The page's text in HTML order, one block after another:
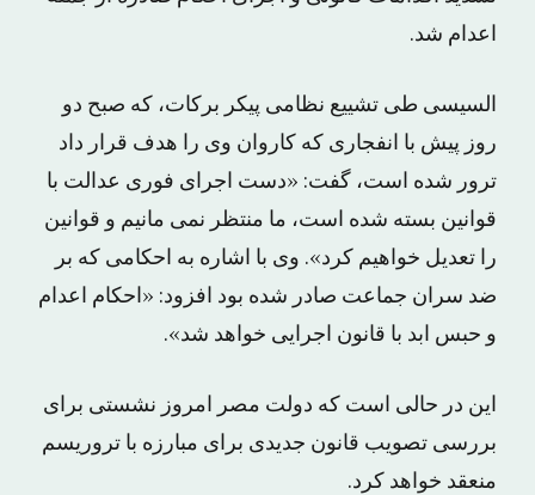
اعدام شد.
السیسی طی تشییع نظامی پیکر برکات، که صبح دو
روز پیش با انفجاری که کاروان وی را هدف قرار داد
ترور شده است، گفت: «دست اجرای فوری عدالت با
قوانین بسته شده است، ما منتظر نمی مانیم و قوانین
را تعدیل خواهیم کرد». وی با اشاره به احکامی که بر
ضد سران جماعت صادر شده بود افزود: «احکام اعدام
و حبس ابد با قانون اجرایی خواهد شد».
این در حالی است که دولت مصر امروز نشستی برای
بررسی تصویب قانون جدیدی برای مبارزه با تروریسم
منعقد خواهد کرد.